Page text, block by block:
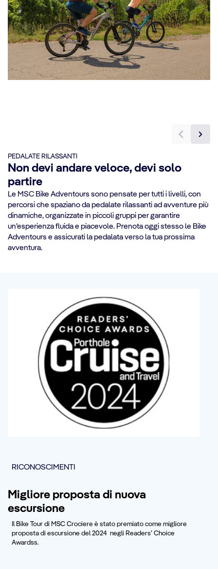
PEDALATE RILASSANTI
Non devi andare veloce, devi solo
partire
Le MSC Bike Adventours sono pensate per tutti i livelli, con
percorsi che spaziano da pedalate rilassanti ad avventure più
dinamiche, organizzate in piccoli gruppi per garantire
un’esperienza fluida e piacevole. Prenota oggi stesso le Bike
Adventours e assicurati la pedalata verso la tua prossima
avventura.
RICONOSCIMENTI
Migliore proposta di nuova
escursione
Il Bike Tour di MSC Crociere è stato premiato come migliore
proposta di escursione del 2024 negli Readers’ Choice
Awardss.